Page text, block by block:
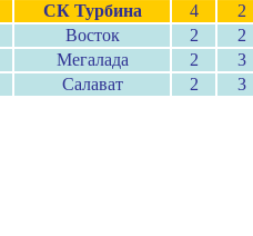
СК Турбина 4
2
Восток 2
2
Мегалада 2
3
Салават 2 3